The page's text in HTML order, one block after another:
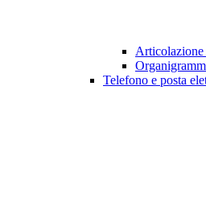
Telefono e posta